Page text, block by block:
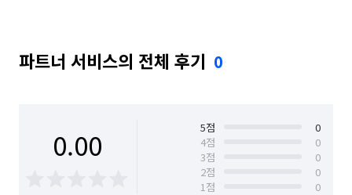
파트너 서비스의 전체 후기 0
0.00 5점
0
4점
0
3점
0
2점
0
1점
0